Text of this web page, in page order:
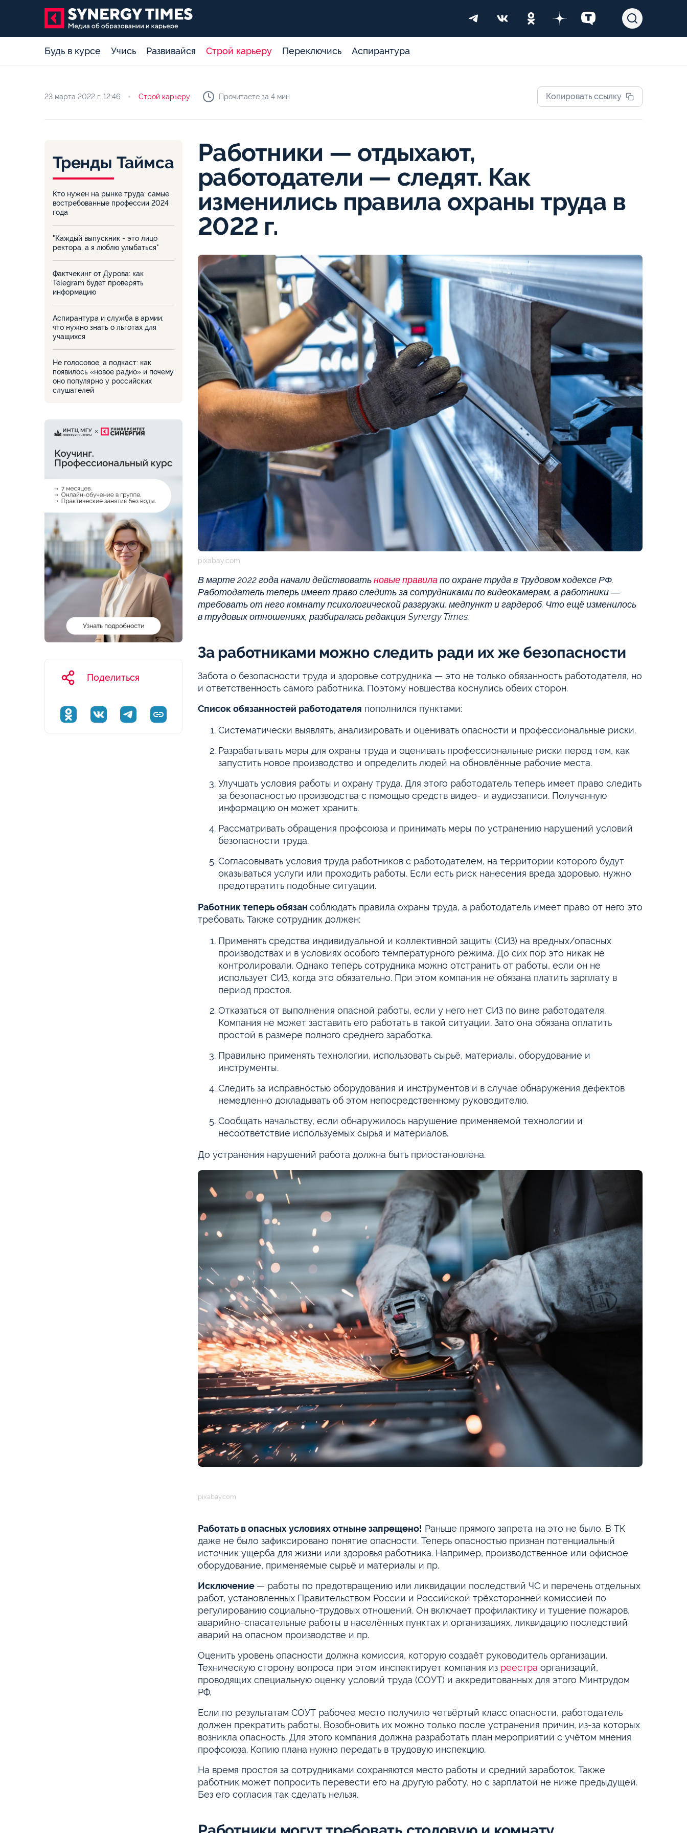
Будь в курсе Учись Развивайся Строй карьеру Переключись Аспирантура
23 марта 2022 г. 12:46 Строй карьеру Прочитаете за 4 мин Копировать ссылку
Тренды Таймса
Кто нужен на рынке труда: самые
востребованные профессии 2024
года
"Каждый выпускник - это лицо
ректора, а я люблю улыбаться"
Фактчекинг от Дурова: как
Telegram будет проверять
информацию
Аспирантура и служба в армии:
что нужно знать о льготах для
учащихся
Не голосовое, а подкаст: как
появилось «новое радио» и почему
оно популярно у российских
слушателей
Поделиться
Работники — отдыхают,
работодатели — следят. Как
изменились правила охраны труда в
2022 г.
pixabay.com
В марте 2022 года начали действоватьновые правила по охране труда в Трудовом кодексе РФ.
Работодатель теперь имеет право следить за сотрудниками по видеокамерам, а работники —
требовать от него комнату психологической разгрузки, медпункт и гардероб. Что ещё изменилось
в трудовых отношениях, разбиралась редакция Synergy Times.
За работниками можно следить ради их же безопасности
Забота о безопасности труда и здоровье сотрудника — это не только обязанность работодателя, но
и ответственность самого работника. Поэтому новшества коснулись обеих сторон.
Список обязанностей работодателя пополнился пунктами:
Систематически выявлять, анализировать и оценивать опасности и профессиональные риски.
Разрабатывать меры для охраны труда и оценивать профессиональные риски перед тем, как
запустить новое производство и определить людей на обновлённые рабочие места.
Улучшать условия работы и охрану труда. Для этого работодатель теперь имеет право следить
за безопасностью производства с помощью средств видео- и аудиозаписи. Полученную
информацию он может хранить.
Рассматривать обращения профсоюза и принимать меры по устранению нарушений условий
безопасности труда.
Согласовывать условия труда работников с работодателем, на территории которого будут
оказываться услуги или проходить работы. Если есть риск нанесения вреда здоровью, нужно
предотвратить подобные ситуации.
Работник теперь обязан соблюдать правила охраны труда, а работодатель имеет право от него это
требовать. Также сотрудник должен:
Применять средства индивидуальной и коллективной защиты (СИЗ) на вредных/опасных
производствах и в условиях особого температурного режима. До сих пор это никак не
контролировали. Однако теперь сотрудника можно отстранить от работы, если он не
использует СИЗ, когда это обязательно. При этом компания не обязана платить зарплату в
период простоя.
Отказаться от выполнения опасной работы, если у него нет СИЗ по вине работодателя.
Компания не может заставить его работать в такой ситуации. Зато она обязана оплатить
простой в размере полного среднего заработка.
Правильно применять технологии, использовать сырьё, материалы, оборудование и
инструменты.
Следить за исправностью оборудования и инструментов и в случае обнаружения дефектов
немедленно докладывать об этом непосредственному руководителю.
Сообщать начальству, если обнаружилось нарушение применяемой технологии и
несоответствие используемых сырья и материалов.
До устранения нарушений работа должна быть приостановлена.
pixabay.com
Работать в опасных условиях отныне запрещено! Раньше прямого запрета на это не было. В ТК
даже не было зафиксировано понятие опасности. Теперь опасностью признан потенциальный
источник ущерба для жизни или здоровья работника. Например, производственное или офисное
оборудование, применяемые сырьё и материалы и пр.
Исключение — работы по предотвращению или ликвидации последствий ЧС и перечень отдельных
работ, установленных Правительством России и Российской трёхсторонней комиссией по
регулированию социально-трудовых отношений. Он включает профилактику и тушение пожаров,
аварийно-спасательные работы в населённых пунктах и организациях, ликвидацию последствий
аварий на опасном производстве и пр.
Оценить уровень опасности должна комиссия, которую создаёт руководитель организации.
Техническую сторону вопроса при этом инспектирует компания из реестра организаций,
проводящих специальную оценку условий труда (СОУТ) и аккредитованных для этого Минтрудом
РФ.
Если по результатам СОУТ рабочее место получило четвёртый класс опасности, работодатель
должен прекратить работы. Возобновить их можно только после устранения причин, из-за которых
возникла опасность. Для этого компания должна разработать план мероприятий с учётом мнения
профсоюза. Копию плана нужно передать в трудовую инспекцию.
На время простоя за сотрудниками сохраняются место работы и средний заработок. Также
работник может попросить перевести его на другую работу, но с зарплатой не ниже предыдущей.
Без его согласия так сделать нельзя.